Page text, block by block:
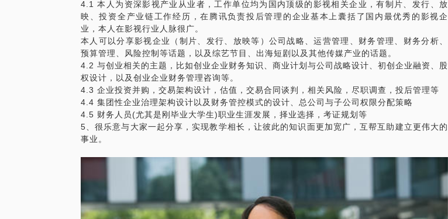
4.1 本人为资深影视产业从业者，工作单位均为国内顶级的影视相关企业，有制片、发行、放
映、投资全产业链工作经历，在腾讯负责投后管理的企业基本上囊括了国内最优秀的影视企
业，本人在影视行业人脉很广。
本人可以分享影视企业（制片、发行、放映等）公司战略、运营管理、财务管理、财务分析、
预算管理、风险控制等话题，以及综艺节目、出海短剧以及其他传媒产业的话题。
4.2 与创业相关的主题，比如创业企业财务知识、商业计划与公司战略设计、初创企业融资、股
权设计，以及创业企业财务管理咨询等。
4.3 企业投资并购，交易架构设计，估值，交易合同谈判，相关风险，尽职调查，投后管理等
4.4 集团性企业治理架构设计以及财务管控模式的设计、总公司与子公司权限分配策略
4.5 财务人员(尤其是刚毕业大学生)职业生涯发展，择业选择，考证规划等
5、很乐意与大家一起分享，实现教学相长，让彼此的知识面更加宽广，互帮互助建立更伟大的
事业。